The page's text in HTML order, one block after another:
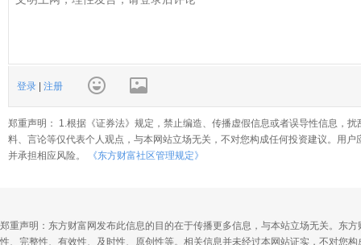
登录 注册
郑重声明： 1.根据《证券法》规定，禁止编造、传播虚假信息或者误导性信息，
料、言论等仅代表个人观点，与本网站立场无关，不对您构成任何投资建议。用
并承担相应风险。
《东方财富社区管理规定》
郑重声明：东方财富网发布此信息的目的在于传播更多信息，与本站立场无关。东
性、完整性、有效性、及时性、原创性等。相关信息并未经过本网站证实，不对您